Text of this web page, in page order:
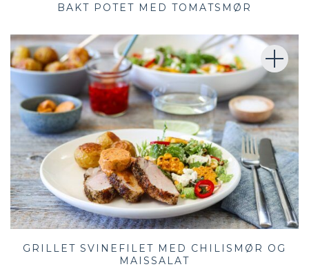
BAKT POTET MED TOMATSMØR
GRILLET SVINEFILET MED CHILISMØR OG
MAISSALAT